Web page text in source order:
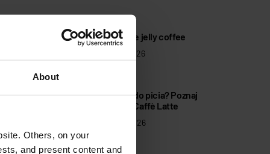
About
Others, on your
and present content and
Tropikalne jelly coffee
31 lipca 2026
Tiramisù do picia? Poznaj
Tiramisù Caffè Latte
10 lipca 2026